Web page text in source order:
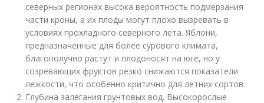
северных регионах высока вероятность подмерзания
части кроны, а их плоды могут плохо вызревать в
условиях прохладного северного лета. Яблони,
предназначенные для более сурового климата,
благополучно растут и плодоносят на юге, но у
созревающих фруктов резко снижаются показатели
лежкости, что особенно критично для летних сортов.
Глубина залегания грунтовых вод. Высокорослые